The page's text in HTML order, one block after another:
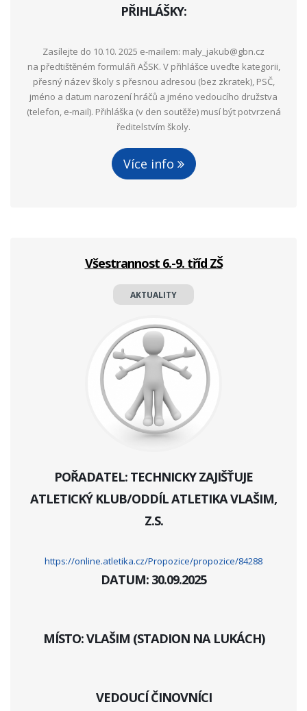
PŘIHLÁŠKY:
Zasílejte do 10.10. 2025 e-mailem: maly_jakub@gbn.cz
na předtištěném formuláři AŠSK. V přihlášce uveďte kategorii,
přesný název školy s přesnou adresou (bez zkratek), PSČ,
jméno a datum narození hráčů a jméno vedoucího družstva
(telefon, e-mail). Přihláška (v den soutěže) musí být potvrzená
ředitelstvím školy.
Více info
Všestrannost 6.-9. tříd ZŠ
AKTUALITY
POŘADATEL: TECHNICKY ZAJIŠŤUJE
ATLETICKÝ KLUB/ODDÍL ATLETIKA VLAŠIM,
Z.S.
https://online.atletika.cz/Propozice/propozice/84288
DATUM: 30.09.2025
MÍSTO: VLAŠIM (STADION NA LUKÁCH)
VEDOUCÍ ČINOVNÍCI